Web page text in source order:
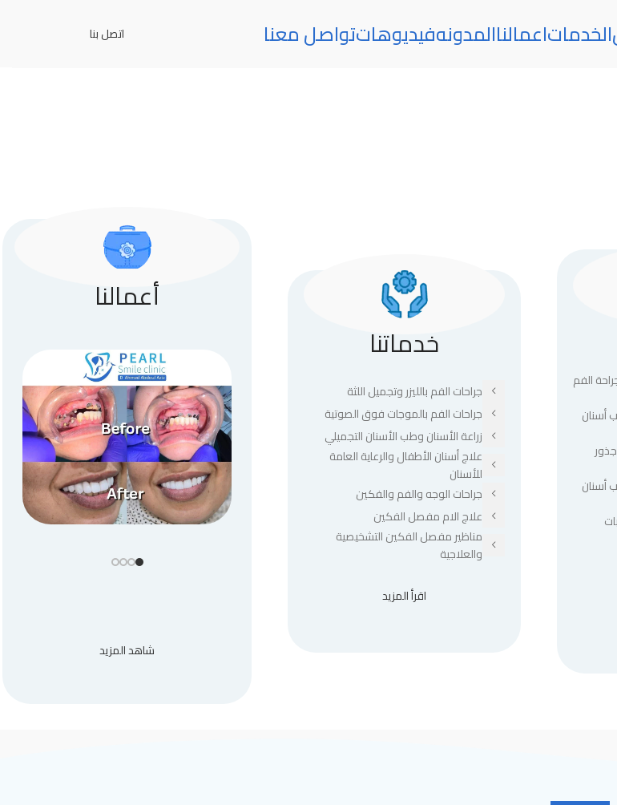
الخدماتاعمالناالمدونهفيديوهاتتواصل معنا اتصل بنا
الفم
أسنان
أسنان
خدماتنا
جراحات الفم بالليزر وتجميل اللثة
جراحات الفم بالموجات فوق الصوتية
زراعة الأسنان وطب الأسنان التجميلي
علاج أسنان الأطفال والرعاية العامة
للأسنان
جراحات الوجه والفم والفكين
علاج الام مفصل الفكين
مناظير مفصل الفكين التشخيصية
والعلاجية
اقرأ المزيد
أعمالنا
شاهد المزيد